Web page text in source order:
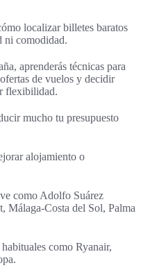
localizar billetes baratos
ni comodidad.
aprenderás técnicas para
de vuelos y decidir
flexibilidad.
mucho tu presupuesto
alojamiento o
como Adolfo Suárez
Málaga-Costa del Sol, Palma
como Ryanair,